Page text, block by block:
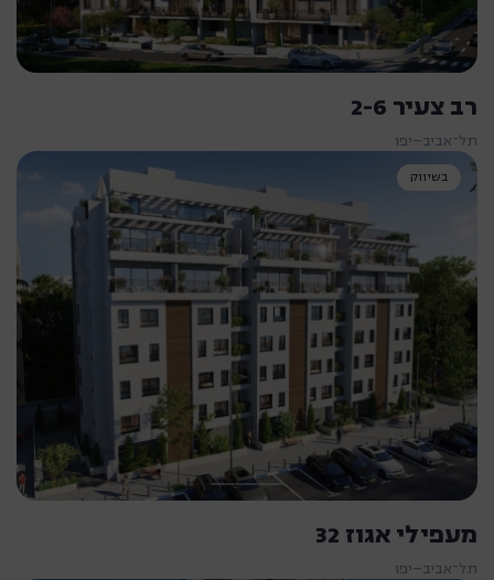
רב צעיר 2-6
תל־אביב–יפו
בשיווק
מעפילי אגוז 32
תל־אביב–יפו